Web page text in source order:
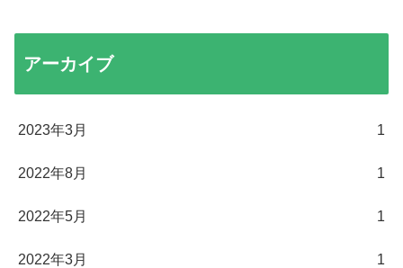
アーカイブ
2023年3月 1
2022年8月 1
2022年5月 1
2022年3月 1